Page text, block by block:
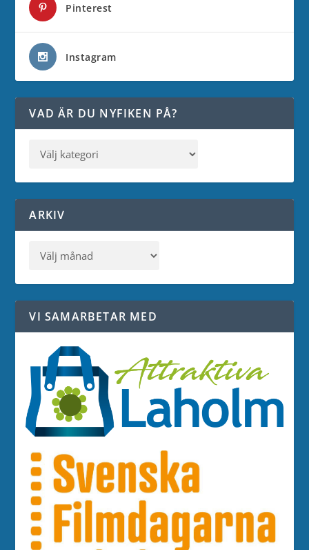
Pinterest
Instagram
VAD ÄR DU NYFIKEN PÅ?
ARKIV
VI SAMARBETAR MED